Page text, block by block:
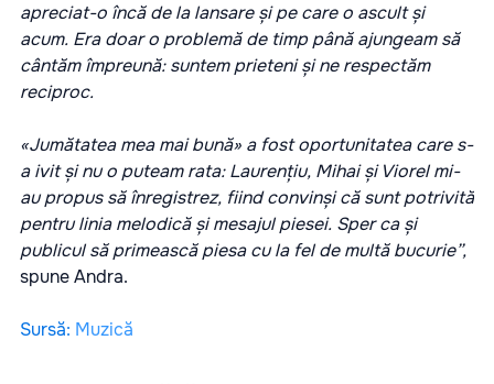
apreciat-o încă de la lansare și pe care o ascult și
acum. Era doar o problemă de timp până ajungeam să
cântăm împreună: suntem prieteni și ne respectăm
reciproc.
«Jumătatea mea mai bună» a fost oportunitatea care s-
a ivit și nu o puteam rata: Laurențiu, Mihai și Viorel mi-
au propus să înregistrez, fiind convinși că sunt potrivită
pentru linia melodică și mesajul piesei. Sper ca și
publicul să primească piesa cu la fel de multă bucurie”,
spune Andra.
Sursă: Muzică